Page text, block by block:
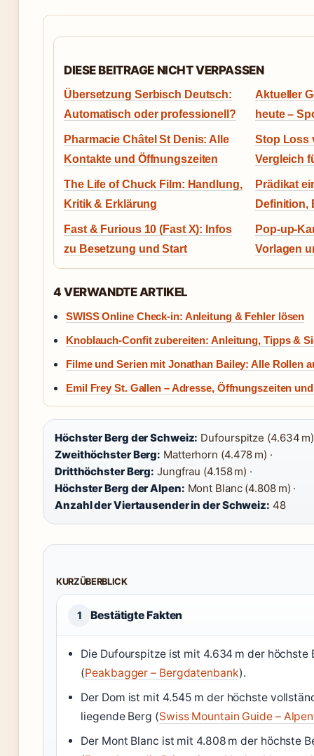
DIESE BEITRAGE NICHT VERPASSEN
Übersetzung Serbisch Deutsch:
Automatisch oder professionell?
Aktueller
heute –
Pharmacie Châtel St Denis: Alle
Kontakte und Öffnungszeiten
Stop Loss
Vergleich
The Life of Chuck Film: Handlung,
Kritik & Erklärung
Prädikat
Definition,
Fast & Furious 10 (Fast X): Infos
zu Besetzung und Start
Pop-up-
Vorlagen
4 VERWANDTE ARTIKEL
SWISS Online Check-in: Anleitung & Fehler lösen
Knoblauch-Confit zubereiten: Anleitung, Tipps &
Filme und Serien mit Jonathan Bailey: Alle Rollen
Emil Frey St. Gallen – Adresse, Öffnungszeiten
Höchster Berg der Schweiz: Dufourspitze (4.634 m)
Zweithöchster Berg: Matterhorn (4.478 m) ·
Dritthöchster Berg: Jungfrau (4.158 m) ·
Höchster Berg der Alpen: Mont Blanc (4.808 m) ·
Anzahl der Viertausender in der Schweiz: 48
KURZÜBERBLICK
1 Bestätigte Fakten
Die Dufourspitze ist mit 4.634 m der höchste
(Peakbagger – Bergdatenbank).
Der Dom ist mit 4.545 m der höchste
liegende Berg (Swiss Mountain Guide –
Der Mont Blanc ist mit 4.808 m der höchste